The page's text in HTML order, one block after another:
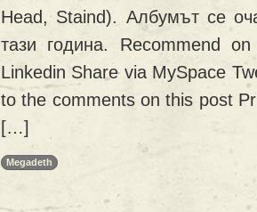
Head, Staind). Албумът се
тази година. Recommend
Linkedin Share via MySpace
to the comments on this post
[…]
Megadeth